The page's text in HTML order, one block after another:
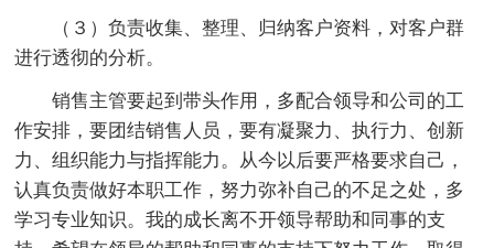
（３）负责收集、整理、归纳客户资料，对客户群
进行透彻的分析。
销售主管要起到带头作用，多配合领导和公司的工
作安排，要团结销售人员，要有凝聚力、执行力、创新
力、组织能力与指挥能力。从今以后要严格要求自己，
认真负责做好本职工作，努力弥补自己的不足之处，多
学习专业知识。我的成长离不开领导帮助和同事的支